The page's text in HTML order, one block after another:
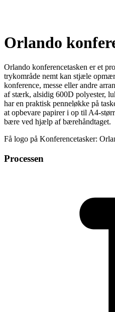
Orlando
Orlando konferencetasken er et
trykområde nemt kan stjæle
konference, messe eller andre
af stærk, alsidig 600D polyester,
har en praktisk penneløkke på
at opbevare papirer i op til A4-
bære ved hjælp af bærehåndtaget.
Få logo på Konferencetasker:
Processen